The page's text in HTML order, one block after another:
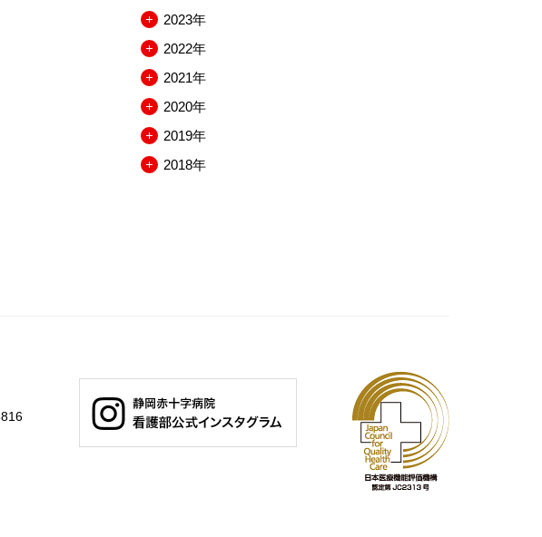
ー
を
開
閉
ー
を
開
閉
メ
ー
を
開
閉
2023年
メ
ー
を
開
2022年
メ
ー
を
2021年
メ
ー
2020年
メ
2019年
メ
2018年